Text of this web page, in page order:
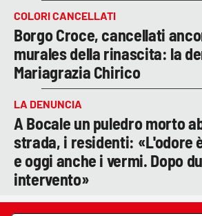
COLORI CANCELLATI
Borgo Croce, cancellati
murales della rinascita: la
Mariagrazia Chirico
LA DENUNCIA
A Bocale un puledro morto
strada, i residenti: «L'odore
e oggi anche i vermi. Dopo
intervento»